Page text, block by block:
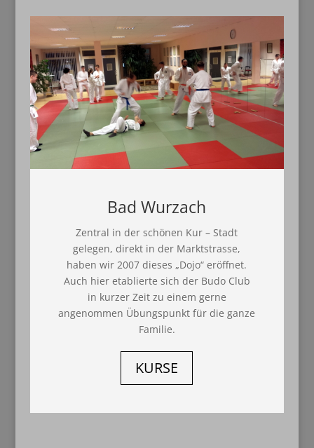
Bad Wurzach
Zentral in der schönen Kur – Stadt
gelegen, direkt in der Marktstrasse,
haben wir 2007 dieses „Dojo“ eröffnet.
Auch hier etablierte sich der Budo Club
in kurzer Zeit zu einem gerne
angenommen Übungspunkt für die ganze
Familie.
KURSE